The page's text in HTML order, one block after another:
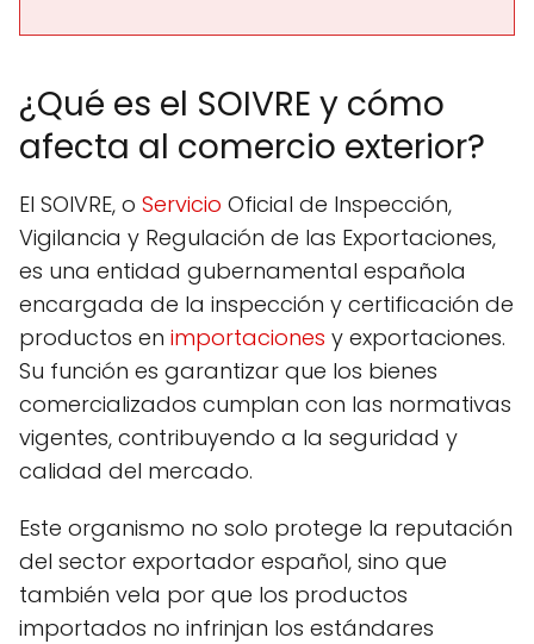
¿Qué es el SOIVRE y cómo
afecta al comercio exterior?
El SOIVRE, o Servicio Oficial de Inspección,
Vigilancia y Regulación de las Exportaciones,
es una entidad gubernamental española
encargada de la inspección y certificación de
productos en importaciones y exportaciones.
Su función es garantizar que los bienes
comercializados cumplan con las normativas
vigentes, contribuyendo a la seguridad y
calidad del mercado.
Este organismo no solo protege la reputación
del sector exportador español, sino que
también vela por que los productos
importados no infrinjan los estándares